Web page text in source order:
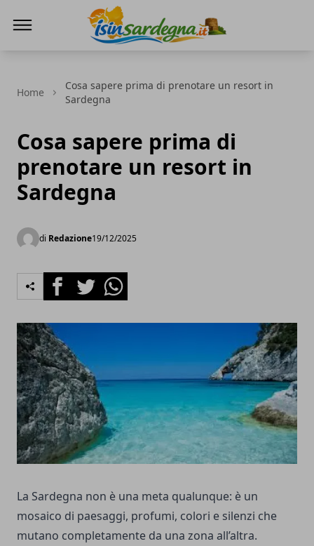
Home
Cosa sapere prima di prenotare un resort in
Sardegna
Cosa sapere prima di
prenotare un resort in
Sardegna
di Redazione19/12/2025
FacebookTwitterWhatsapp
La Sardegna non è una meta qualunque: è un
mosaico di paesaggi, profumi, colori e silenzi che
mutano completamente da una zona all’altra.